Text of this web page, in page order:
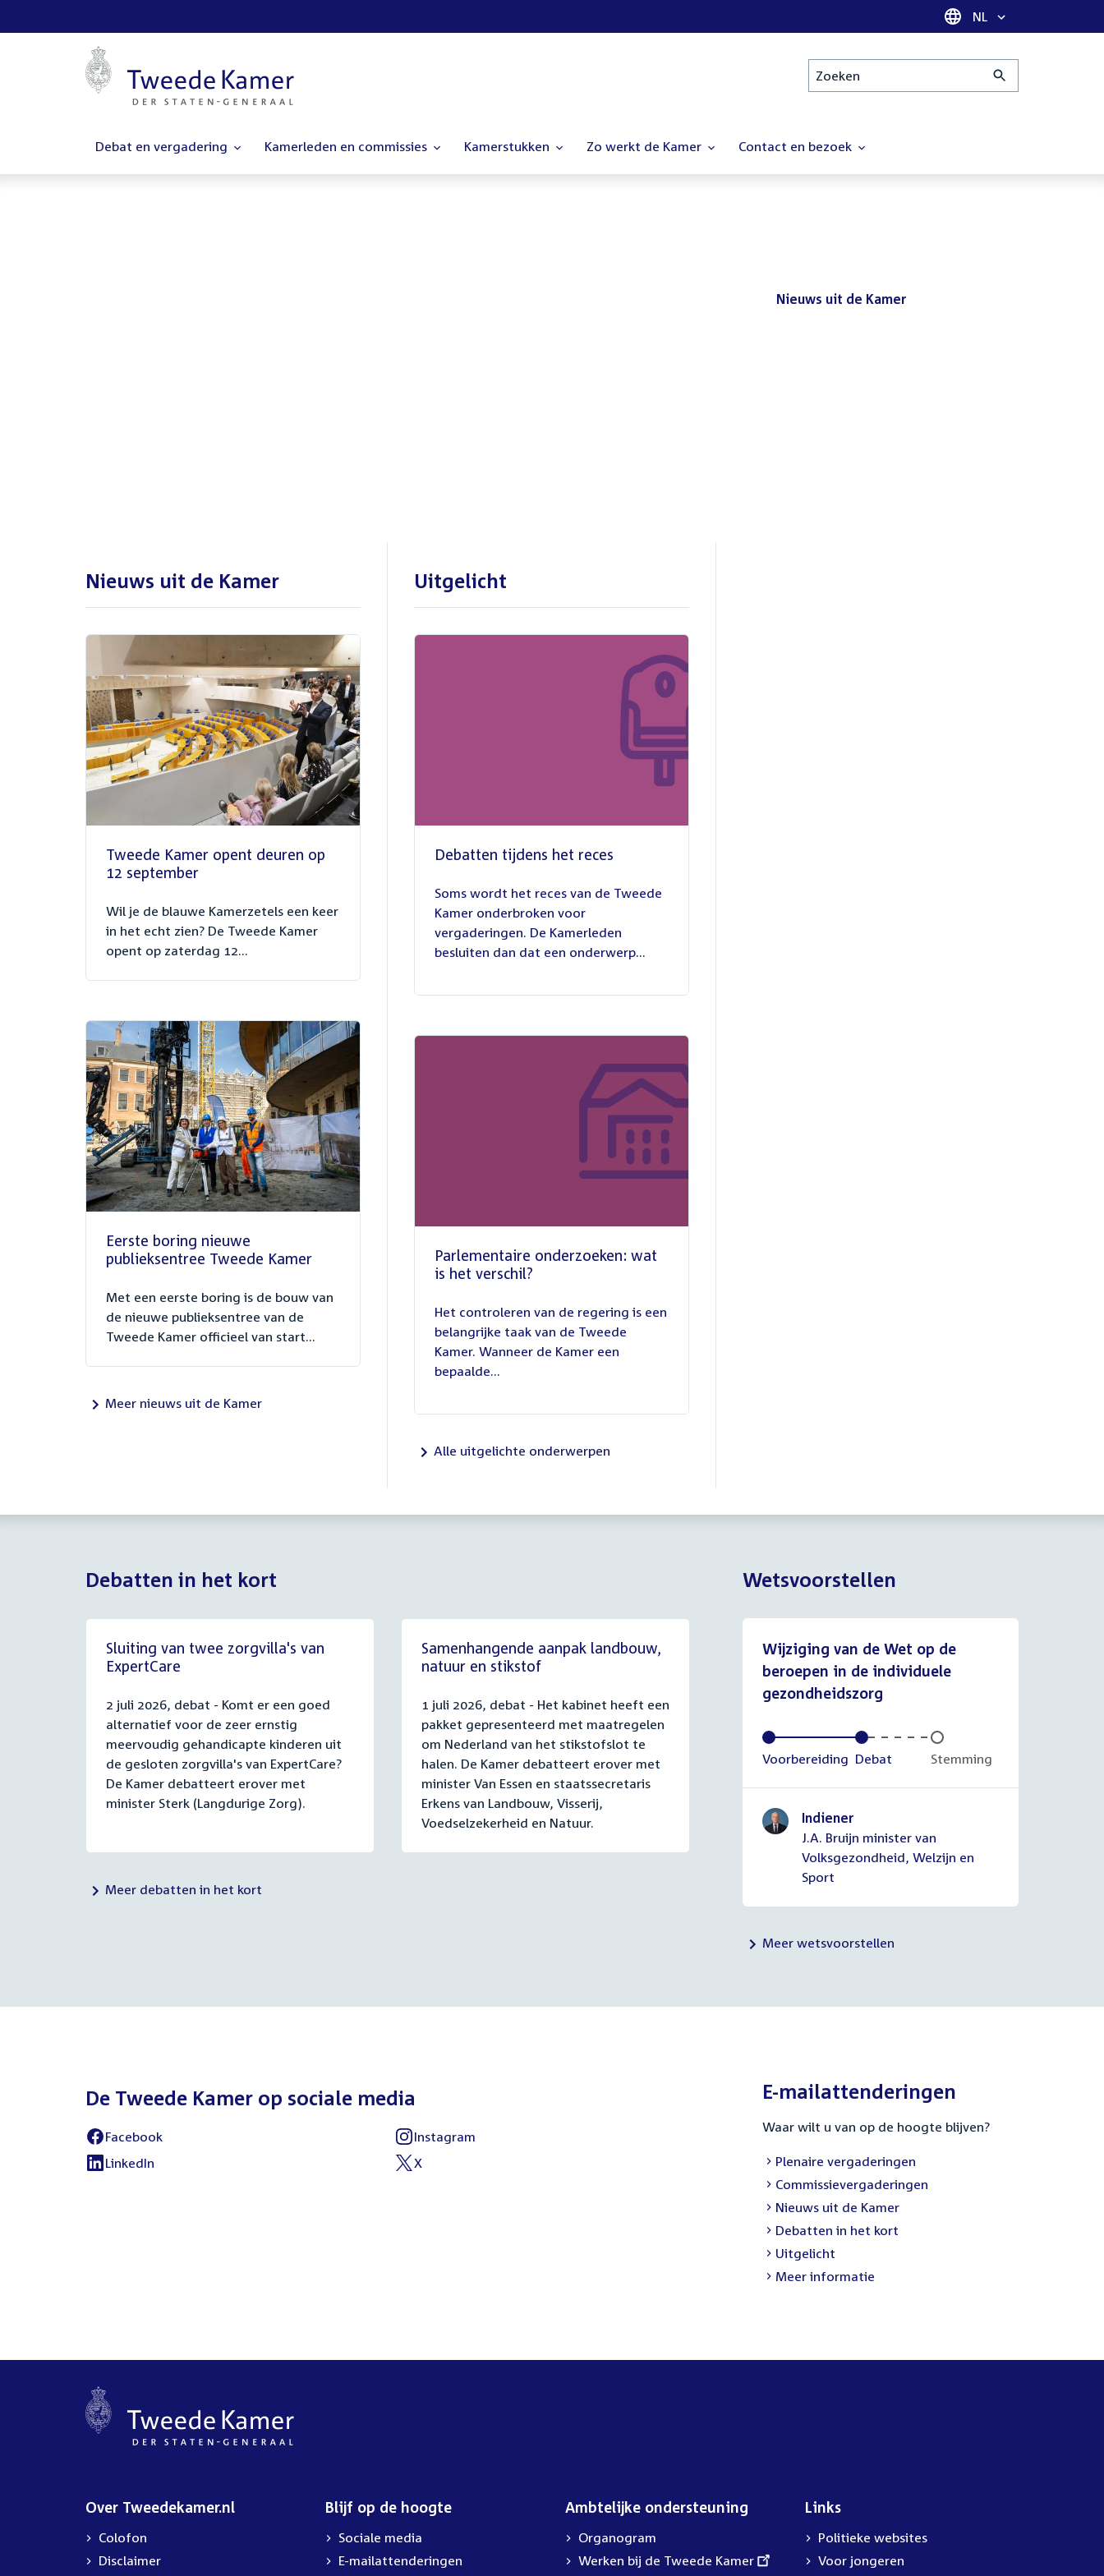
Taal selectie
NL
Zoeken
Debat en vergadering Kamerleden en commissies Kamerstukken Zo werkt de Kamer Contact en bezoek
Nieuws uit de Kamer
Nieuws uit de Kamer
Tweede Kamer opent deuren op
12 september
Wil je de blauwe Kamerzetels een keer
in het echt zien? De Tweede Kamer
opent op zaterdag 12...
Eerste boring nieuwe
publieksentree Tweede Kamer
Met een eerste boring is de bouw van
de nieuwe publieksentree van de
Tweede Kamer officieel van start...
Meer nieuws uit de Kamer
Uitgelicht
Debatten tijdens het reces
juli
2026
Soms wordt het reces van de Tweede
Kamer onderbroken voor
vergaderingen. De Kamerleden
besluiten dan dat een onderwerp...
Parlementaire onderzoeken: wat
is het verschil?
juli
2026
Het controleren van de regering is een
belangrijke taak van de Tweede
Kamer. Wanneer de Kamer een
bepaalde...
Alle uitgelichte onderwerpen
Debatten in het kort
Sluiting van twee zorgvilla's van
ExpertCare
2 juli 2026, debat - Komt er een goed
alternatief voor de zeer ernstig
meervoudig gehandicapte kinderen uit
de gesloten zorgvilla's van ExpertCare?
De Kamer debatteert erover met
minister Sterk (Langdurige Zorg).
Samenhangende aanpak landbouw,
natuur en stikstof
1 juli 2026, debat - Het kabinet heeft een
pakket gepresenteerd met maatregelen
om Nederland van het stikstofslot te
halen. De Kamer debatteert erover met
minister Van Essen en staatssecretaris
Erkens van Landbouw, Visserij,
Voedselzekerheid en Natuur.
Meer debatten in het kort
Wetsvoorstellen
Wijziging van de Wet op de
beroepen in de individuele
gezondheidszorg
Voltooid:
Voorbereiding Voltooid:
Debat Onvoltooid:
Stemming
Indiener
J.A. Bruijn minister van
Volksgezondheid, Welzijn en
Sport
Meer wetsvoorstellen
De Tweede Kamer op sociale media
External
link:
Facebook
External
link:
Instagram
External
LinkedIn
External
X
E-mailattenderingen
Waar wilt u van op de hoogte blijven?
External
link:
Plenaire vergaderingen
External
link:
Commissievergaderingen
External
link:
Nieuws uit de Kamer
External
link:
Debatten in het kort
External
link:
Uitgelicht
Meer informatie
Over Tweedekamer.nl
Colofon
Disclaimer
Blijf op de hoogte
Sociale media
E-mailattenderingen
Ambtelijke ondersteuning
Organogram
External
Werken bij de Tweede Kamer
Links
Politieke websites
Voor jongeren